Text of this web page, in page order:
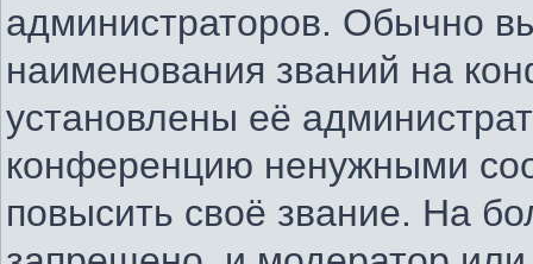
администраторов. Обычно
наименования званий на
установлены её
конференцию ненужными
повысить своё звание. На